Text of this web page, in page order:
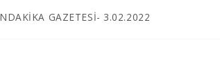
GAZETESİ- 3.02.2022